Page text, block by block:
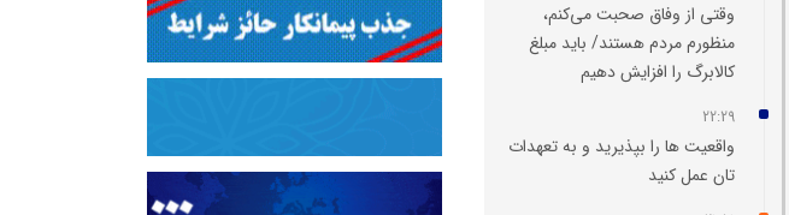
وقتی از وفاق صحبت می‌کنم،
منظورم مردم هستند/ باید مبلغ
کالابرگ را افزایش دهیم
22:29
واقعیت‌ ها را بپذیرید و به تعهدات‌
تان عمل کنید